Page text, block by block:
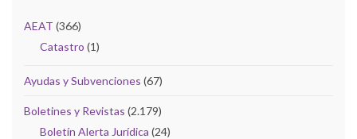
AEAT (366)
Catastro (1)
Ayudas y Subvenciones (67)
Boletines y Revistas (2.179)
Boletín Alerta Jurídica (24)